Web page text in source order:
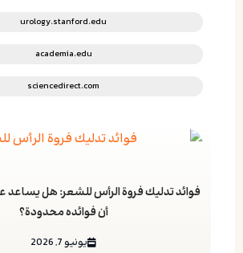
فوائد تدليك فروة الرأس للشعر: هل يساعد
أن فوائده محدودة؟
يونيو 7, 2026
urology.stanford.edu
academia.edu
sciencedirect.com